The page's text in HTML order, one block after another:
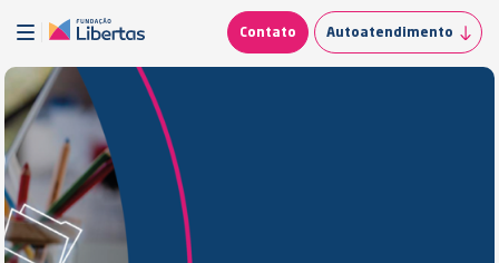
Contato Autoatendimento